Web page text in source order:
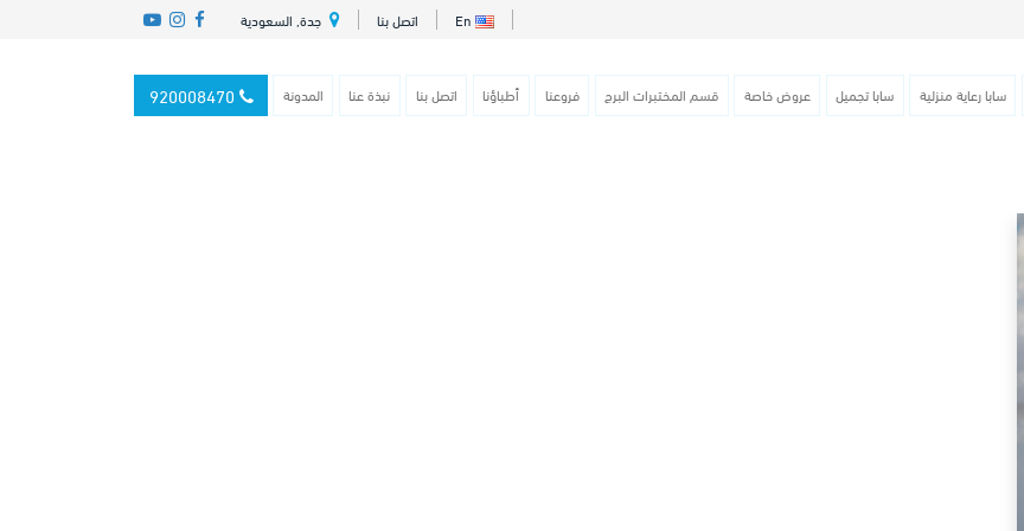
En اتصل بنا جدة, السعودية
سابا رعاية منزلية سابا تجميل عروض خاصة قسم المختبرات البرج فروعنا أطباؤنا اتصل بنا نبذة عنا المدونة